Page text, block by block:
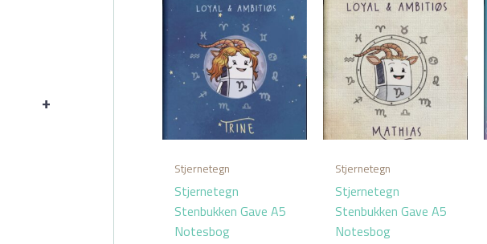
+
Stjernetegn
Stjernetegn
Stenbukken Gave A5
Notesbog
Stjernetegn
Stjernetegn
Stenbukken Gave A5
Notesbog